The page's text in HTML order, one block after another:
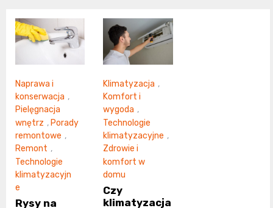
Naprawa i
konserwacja ,
Pielęgnacja
wnętrz , Porady
remontowe ,
Remont ,
Technologie
klimatyzacyjn
e
Rysy na
Klimatyzacja ,
Komfort i
wygoda ,
Technologie
klimatyzacyjne ,
Zdrowie i
komfort w
domu
Czy
klimatyzacja